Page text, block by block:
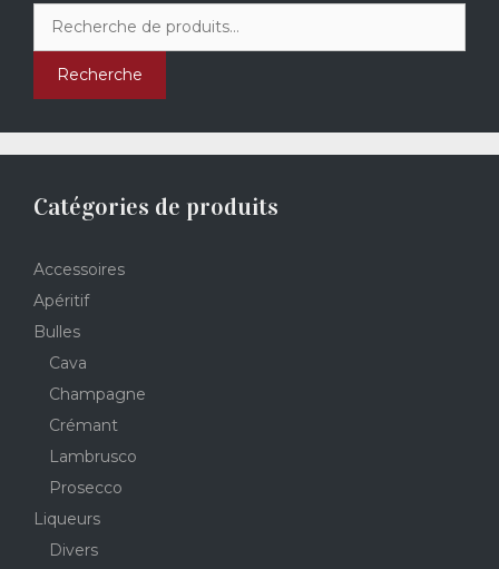
pour :
Recherche
Catégories de produits
Accessoires
Apéritif
Bulles
Cava
Champagne
Crémant
Lambrusco
Prosecco
Liqueurs
Divers